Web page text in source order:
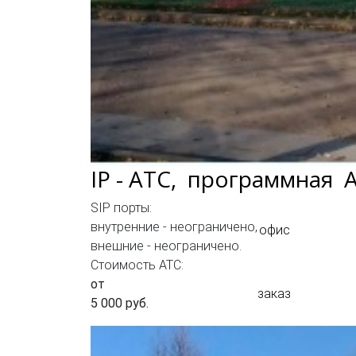
IP - АТC, программная
SIP порты:
внутренние - неограничено,
внешние - неограничено.
Стоимость АТС:
от
5 000 руб.
офис
заказ